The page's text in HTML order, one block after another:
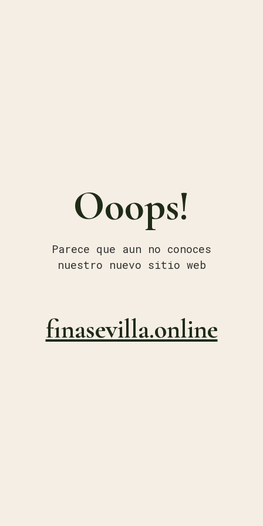
Ooops!
Parece que aun no conoces
nuestro nuevo sitio web
finasevilla.online